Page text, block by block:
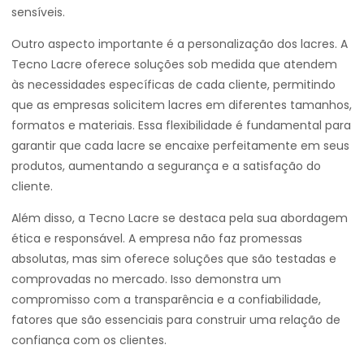
sensíveis.
Outro aspecto importante é a personalização dos lacres. A
Tecno Lacre oferece soluções sob medida que atendem
às necessidades específicas de cada cliente, permitindo
que as empresas solicitem lacres em diferentes tamanhos,
formatos e materiais. Essa flexibilidade é fundamental para
garantir que cada lacre se encaixe perfeitamente em seus
produtos, aumentando a segurança e a satisfação do
cliente.
Além disso, a Tecno Lacre se destaca pela sua abordagem
ética e responsável. A empresa não faz promessas
absolutas, mas sim oferece soluções que são testadas e
comprovadas no mercado. Isso demonstra um
compromisso com a transparência e a confiabilidade,
fatores que são essenciais para construir uma relação de
confiança com os clientes.